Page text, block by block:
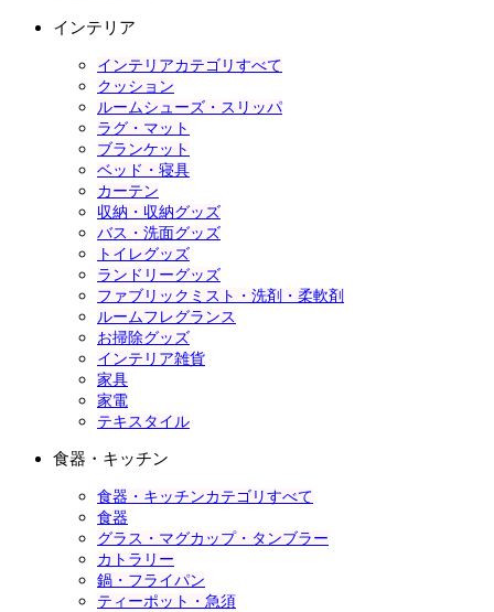
インテリア
インテリアカテゴリすべて
クッション
ルームシューズ・スリッパ
ラグ・マット
ブランケット
ベッド・寝具
カーテン
収納・収納グッズ
バス・洗面グッズ
トイレグッズ
ランドリーグッズ
ファブリックミスト・洗剤・柔軟剤
ルームフレグランス
お掃除グッズ
インテリア雑貨
家具
家電
テキスタイル
食器・キッチン
食器・キッチンカテゴリすべて
食器
グラス・マグカップ・タンブラー
カトラリー
鍋・フライパン
ティーポット・急須